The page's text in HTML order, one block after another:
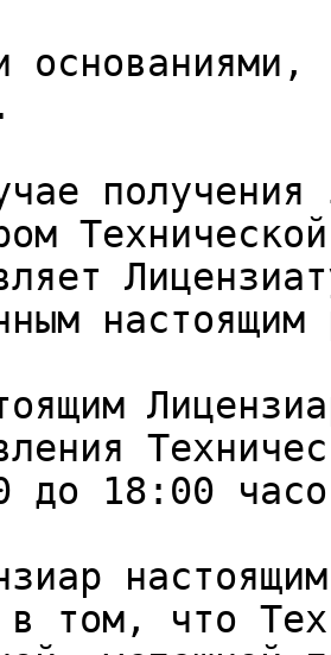
основаниями,
получения
до 18:00
в том, что